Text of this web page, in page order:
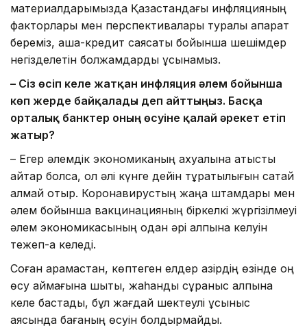
материалдарымызда Қазақстандағы инфляцияның
факторлары мен перспективалары туралы ақпарат
береміз, ақша-кредит саясаты бойынша шешімдер
негізделетін болжамдарды ұсынамыз.
– Сіз өсіп келе жатқан инфляция әлем бойынша
көп жерде байқалады деп айттыңыз. Басқа
орталық банктер оның өсуіне қалай әрекет етіп
жатыр?
– Егер әлемдік экономиканың ахуалына қатысты
айтар болсақ, ол әлі күнге дейін тұрақтылығын сақтай
алмай отыр. Коронавирустың жаңа штамдары мен
әлем бойынша вакцинацияның біркелкі жүргізілмеуі
әлем экономикасының одан әрі қалпына келуін
тежеп-ақ келеді.
Соған қарамастан, көптеген елдер қазірдің өзінде оң
өсу аймағына шықты, жаһандық сұраныс қалпына
келе бастады, бұл жағдай шектеулі ұсыныс
аясында бағаның өсуін болдырмайды.